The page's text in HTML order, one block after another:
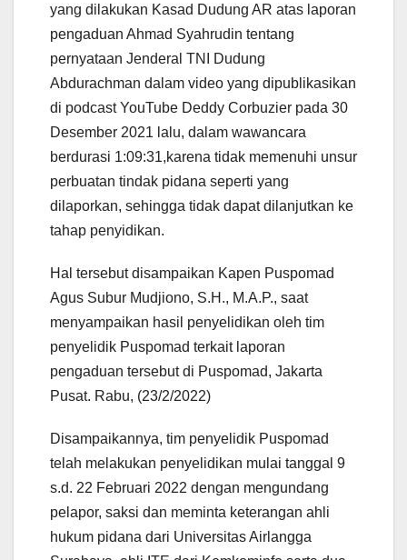
yang dilakukan Kasad Dudung AR atas laporan
pengaduan Ahmad Syahrudin tentang
pernyataan Jenderal TNI Dudung
Abdurachman dalam video yang dipublikasikan
di podcast YouTube Deddy Corbuzier pada 30
Desember 2021 lalu, dalam wawancara
berdurasi 1:09:31,karena tidak memenuhi unsur
perbuatan tindak pidana seperti yang
dilaporkan, sehingga tidak dapat dilanjutkan ke
tahap penyidikan.
Hal tersebut disampaikan Kapen Puspomad
Agus Subur Mudjiono, S.H., M.A.P., saat
menyampaikan hasil penyelidikan oleh tim
penyelidik Puspomad terkait laporan
pengaduan tersebut di Puspomad, Jakarta
Pusat. Rabu, (23/2/2022)
Disampaikannya, tim penyelidik Puspomad
telah melakukan penyelidikan mulai tanggal 9
s.d. 22 Februari 2022 dengan mengundang
pelapor, saksi dan meminta keterangan ahli
hukum pidana dari Universitas Airlangga